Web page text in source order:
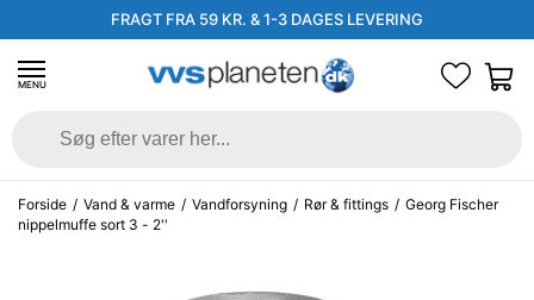
FRAGT FRA 59 KR. & 1-3 DAGES LEVERING
MENU
Forside / Vand & varme / Vandforsyning / Rør & fittings / Georg Fischer
nippelmuffe sort 3 - 2''